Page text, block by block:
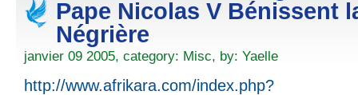
Pape Nicolas V Bénissent
Négrière
janvier 09 2005, category: Misc, by: Yaelle
http://www.afrikara.com/index.php?